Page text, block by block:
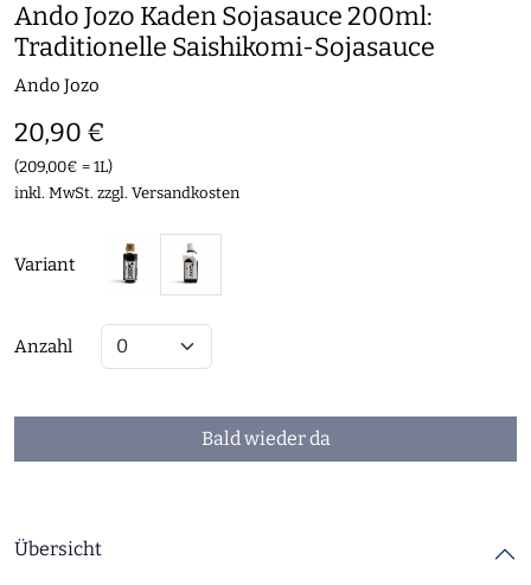
Ando Jozo Kaden Sojasauce 200ml:
Traditionelle Saishikomi-Sojasauce
Ando Jozo
20,90 €
(209,00€ = 1L)
inkl. MwSt. zzgl. Versandkosten
Variant
Anzahl
Bald wieder da
Übersicht